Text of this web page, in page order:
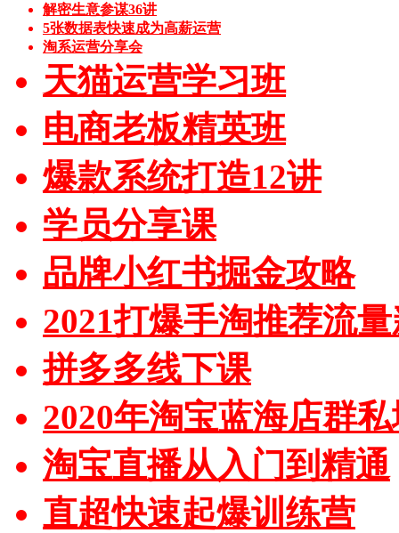
解密生意参谋36讲
5张数据表快速成为高薪运营
淘系运营分享会
天猫运营学习班
电商老板精英班
爆款系统打造12讲
学员分享课
品牌小红书掘金攻略
2021打爆手淘推荐流
拼多多线下课
2020年淘宝蓝海店群
淘宝直播从入门到精通
直超快速起爆训练营